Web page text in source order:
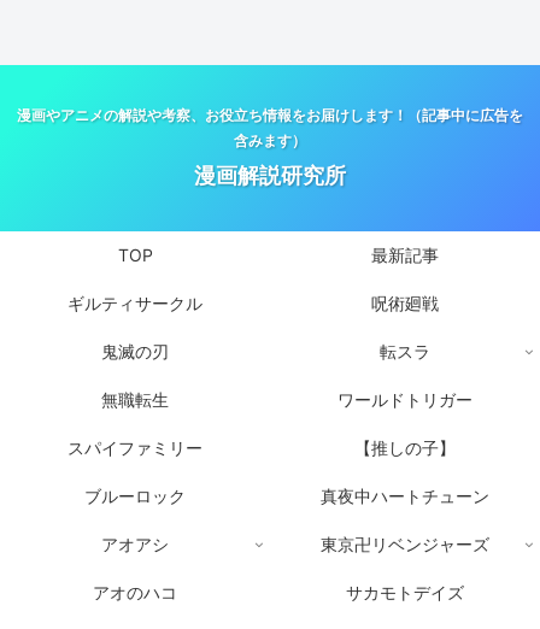
漫画やアニメの解説や考察、お役立ち情報をお届けします！（記事中に広告を
含みます）
漫画解説研究所
TOP 最新記事
ギルティサークル 呪術廻戦
鬼滅の刃 転スラ
無職転生 ワールドトリガー
スパイファミリー 【推しの子】
ブルーロック 真夜中ハートチューン
アオアシ 東京卍リベンジャーズ
アオのハコ サカモトデイズ